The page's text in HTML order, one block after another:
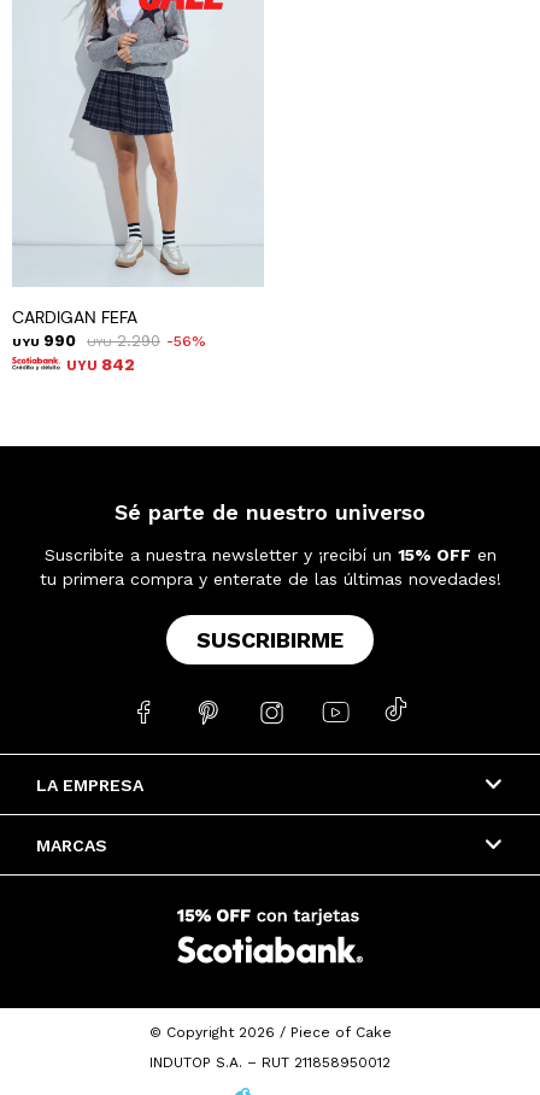
CARDIGAN FEFA
UYU 990 UYU 2.290 56
UYU 842
LA EMPRESA
MARCAS
Sé parte de nuestro universo
Suscribite a nuestra newsletter y ¡recibí un 15% OFF en
tu primera compra y enterate de las últimas novedades!
SUSCRIBIRME
    
© Copyright 2026 / Piece of Cake
INDUTOP S.A. – RUT 211858950012